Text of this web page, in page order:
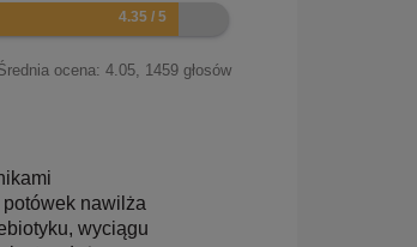
ocena: 4.05, 1459 głosów
nawilża
wyciągu